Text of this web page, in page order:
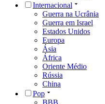
Internacional
Guerra na Ucrânia
Guerra em Israel
Estados Unidos
Europa
Ásia
África
Oriente Médio
Rússia
China
Pop
BBB